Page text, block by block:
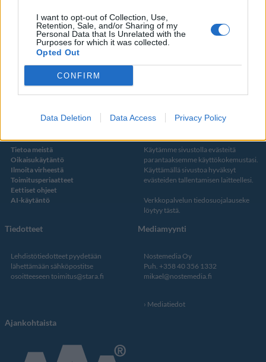
I want to opt-out of Collection, Use,
Retention, Sale, and/or Sharing of my
Personal Data that Is Unrelated with the
Purposes for which it was collected.
Opted Out
CONFIRM
Data Deletion Data Access Privacy Policy
Some
Facebook
Kustantaja ja toimitus
Tietoa meistä
Oikaisukäytäntö
Ilmoita virheestä
Toimitusperiaatteet
Eettiset ohjeet
AI-käytäntö
Tietosuojalauseke
Käytämme sivustolla evästeitä
parantaaksemme käyttökokemustasi.
Käyttämällä sivustoa hyväksyt
evästeiden tallentamisen laitteellesi.
Verkkopalvelun tiedosuojalauseke
löytyy tästä
Tiedotteet
Lehdistötiedotteet pyydetään
lähettämään sähköpostitse
osoitteeseen toimitus@stara.fi
Mediamyynti
Nostemedia Oy
Puh. +358 40 356 1332
mikael@nostemedia.fi
Mediatiedot
Ajankohtaista